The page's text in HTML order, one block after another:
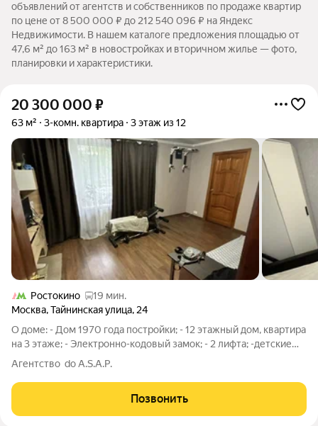
объявлений от агентств и собственников по продаже квартир
по цене от 8 500 000 ₽ до 212 540 096 ₽ на Яндекс
Недвижимости. В нашем каталоге предложения площадью от
47,6 м² до 163 м² в новостройках и вторичном жилье — фото,
планировки и характеристики.
20 300 000 ₽
63 м² 3-комн. квартира 3 этаж из 12
Ростокино
19 мин.
Москва,Тайнинская улица, 24
О доме: - Дом 1970 года постройки; - 12 этажный дом, квартира
на 3 этаже; - Электронно-кодовый замок; - 2 лифта; -детские
игровые площадки. О квартире: - Общая площадь 63,1м2; -
- В
Агентство do A.S.A.P.
Позвонить